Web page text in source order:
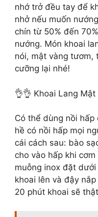
nhớ trở đều tay để
nhở nếu muốn
chín từ 50% đến
nướng. Món khoai
nói, mật vàng tươm,
cưỡng lại nhé!
👌👌 Khoai Lang Mật
Có thể dùng nồi
hề có nồi hấp mọi
cái cách sau: bào
cho vào hấp khi
muỗng inox đặt
khoai lên và đậy
20 phút khoai sẽ